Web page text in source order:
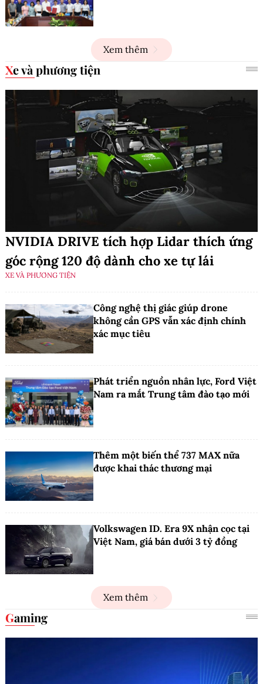
Xem thêm
Xe và phương tiện
NVIDIA DRIVE tích hợp Lidar thích ứng
góc rộng 120 độ dành cho xe tự lái
XE VÀ PHƯƠNG TIỆN
Công nghệ thị giác giúp drone
không cần GPS vẫn xác định chính
xác mục tiêu
Phát triển nguồn nhân lực, Ford Việt
Nam ra mắt Trung tâm đào tạo mới
Thêm một biến thể 737 MAX nữa
được khai thác thương mại
Volkswagen ID. Era 9X nhận cọc tại
Việt Nam, giá bán dưới 3 tỷ đồng
Xem thêm
Gaming